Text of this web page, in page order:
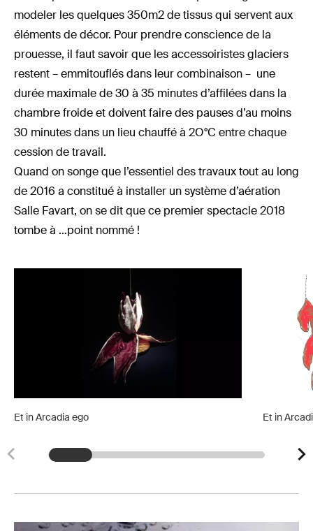
modeler les quelques 350m2 de tissus qui servent aux
éléments de décor. Pour prendre conscience de la
prouesse, il faut savoir que les accessoiristes glaciers
restent – emmitouflés dans leur combinaison – une
durée maximale de 30 à 35 minutes d’affilées dans la
chambre froide et doivent faire des pauses d’au moins
30 minutes dans un lieu chauffé à 2O°C entre chaque
cession de travail.
Quand on songe que l’essentiel des travaux tout au long
de 2016 a constitué à installer un système d’aération
Salle Favart, on se dit que ce premier spectacle 2018
tombe à …point nommé !
Et in Arcadia ego Et in